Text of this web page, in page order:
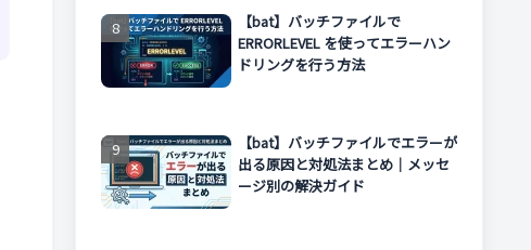
【bat】バッチファイルで
ERRORLEVEL を使ってエラーハン
ドリングを行う方法
【bat】バッチファイルでエラーが
出る原因と対処法まとめ｜メッセ
ージ別の解決ガイド